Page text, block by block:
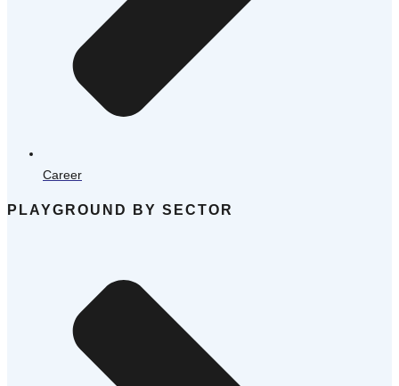
Career
PLAYGROUND BY SECTOR